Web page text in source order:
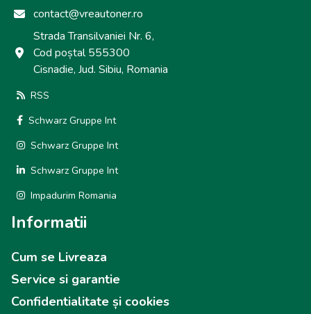
contact@vreautoner.ro
Strada Transilvaniei Nr. 6,
Cod poștal 555300
Cisnadie, Jud. Sibiu, Romania
RSS
Schwarz Gruppe Int
Schwarz Gruppe Int
Schwarz Gruppe Int
Impadurim Romania
Informatii
Cum se Livreaza
Service si garantie
Confidentialitate și cookies